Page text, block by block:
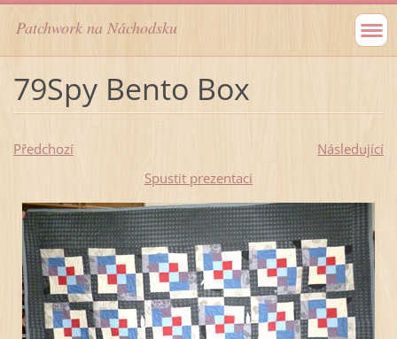
Patchwork na Náchodsku
79Spy Bento Box
Předchozí
Následující
Spustit prezentaci